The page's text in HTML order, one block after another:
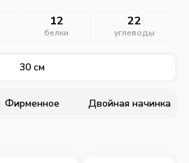
12
белки
22
углеводы
30 см
Фирменное Двойная начинка